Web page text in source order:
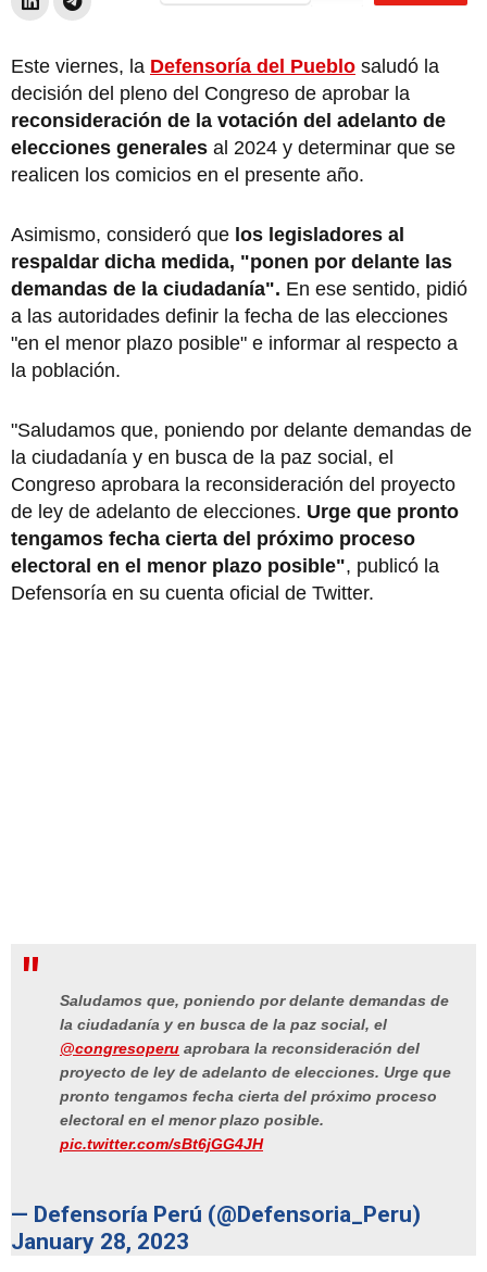
Este viernes, la Defensoría del Pueblo saludó la
decisión del pleno del Congreso de aprobar la
reconsideración de la votación del adelanto de
elecciones generales al 2024 y determinar que se
realicen los comicios en el presente año.
Asimismo, consideró que los legisladores al
respaldar dicha medida, "ponen por delante las
demandas de la ciudadanía". En ese sentido, pidió
a las autoridades definir la fecha de las elecciones
"en el menor plazo posible" e informar al respecto a
la población.
"Saludamos que, poniendo por delante demandas de
la ciudadanía y en busca de la paz social, el
Congreso aprobara la reconsideración del proyecto
de ley de adelanto de elecciones. Urge que pronto
tengamos fecha cierta del próximo proceso
electoral en el menor plazo posible", publicó la
Defensoría en su cuenta oficial de Twitter.
Saludamos que, poniendo por delante demandas de
la ciudadanía y en busca de la paz social, el
@congresoperu aprobara la reconsideración del
proyecto de ley de adelanto de elecciones. Urge que
pronto tengamos fecha cierta del próximo proceso
electoral en el menor plazo posible.
pic.twitter.com/sBt6jGG4JH
— Defensoría Perú (@Defensoria_Peru)
January 28, 2023